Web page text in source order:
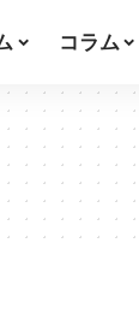
コラム